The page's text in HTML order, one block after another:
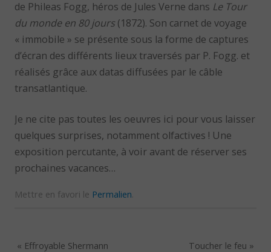
de Phileas Fogg, héros de Jules Verne dans Le Tour
du monde en 80 jours (1872). Son carnet de voyage
« immobile » se présente sous la forme de captures
d’écran des différents lieux traversés par P. Fogg. et
réalisés grâce aux datas diffusées par le câble
transatlantique.
Je ne cite pas toutes les oeuvres ici pour vous laisser
quelques surprises, notamment olfactives ! Une
exposition percutante, à voir avant de réserver ses
prochaines vacances…
Mettre en favori le Permalien
« Effroyable Shermann Toucher le feu »